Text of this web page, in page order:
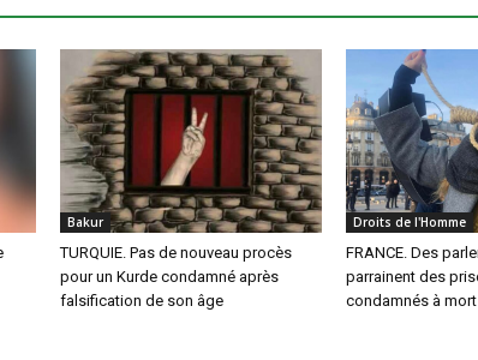
Bakur
TURQUIE. Pas de nouveau procès
pour un Kurde condamné après
falsification de son âge
Droits de l'Homme
FRANCE. Des
parrainent des
condamnés à mort